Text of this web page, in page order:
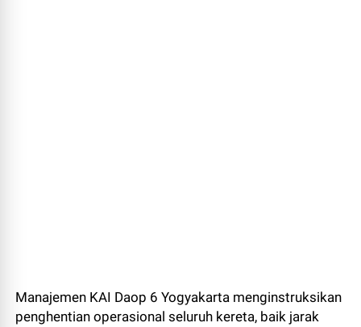
Manajemen KAI Daop 6 Yogyakarta menginstruksikan
penghentian operasional seluruh kereta, baik jarak